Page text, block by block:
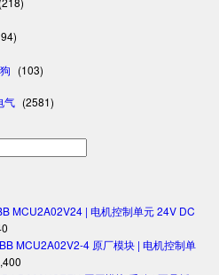
(103)
气 (2581)
MCU2A02V24 | 电机控制单元 24V DC
MCU2A02V2-4 原厂模块 | 电机控制单